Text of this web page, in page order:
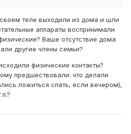
теле выходили из дома и шли
аппараты воспринимали
Ваше отсутствие дома
другие члены семьи?
физические контакты?
предшествовали: что делали
ложиться спать, если вечером),